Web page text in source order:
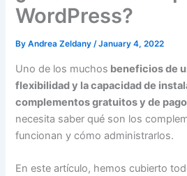
WordPress?
ByAndrea Zeldany/January 4, 2022
Uno de los muchos beneficios de
flexibilidad y la capacidad de
complementos gratuitos y de pago
necesita saber qué son los
funcionan y cómo administrarlos.
En este artículo, hemos cubierto